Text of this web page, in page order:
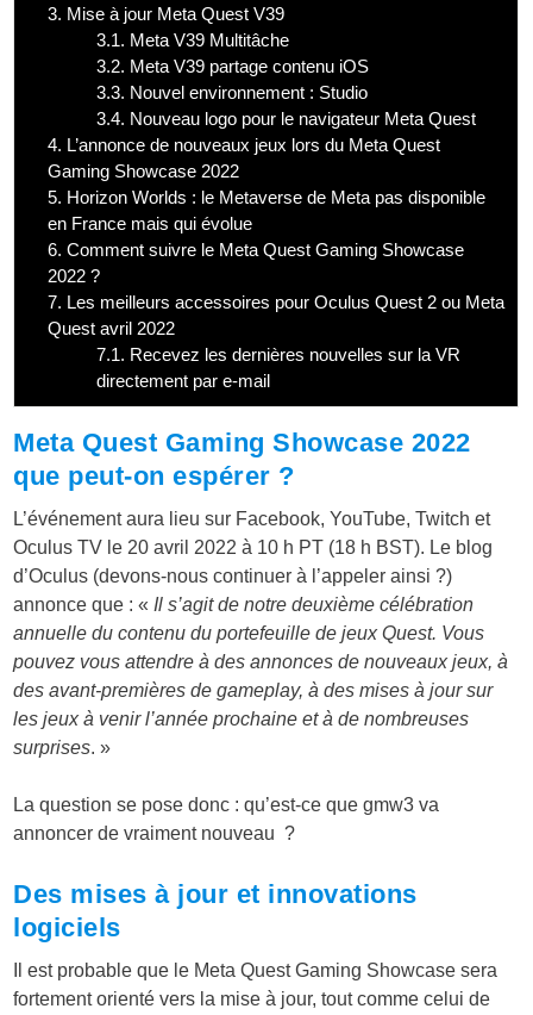
3. Mise à jour Meta Quest V39
3.1. Meta V39 Multitâche
3.2. Meta V39 partage contenu iOS
3.3. Nouvel environnement : Studio
3.4. Nouveau logo pour le navigateur Meta Quest
4. L’annonce de nouveaux jeux lors du Meta Quest
Gaming Showcase 2022
5. Horizon Worlds : le Metaverse de Meta pas disponible
en France mais qui évolue
6. Comment suivre le Meta Quest Gaming Showcase
2022 ?
7. Les meilleurs accessoires pour Oculus Quest 2 ou Meta
Quest avril 2022
7.1. Recevez les dernières nouvelles sur la VR
directement par e-mail
Meta Quest Gaming Showcase 2022
que peut-on espérer ?
L’événement aura lieu sur Facebook, YouTube, Twitch et
Oculus TV le 20 avril 2022 à 10 h PT (18 h BST). Le blog
d’Oculus (devons-nous continuer à l’appeler ainsi ?)
annonce que : « Il s’agit de notre deuxième célébration
annuelle du contenu du portefeuille de jeux Quest. Vous
pouvez vous attendre à des annonces de nouveaux jeux, à
des avant-premières de gameplay, à des mises à jour sur
les jeux à venir l’année prochaine et à de nombreuses
surprises. »
La question se pose donc : qu’est-ce que gmw3 va
annoncer de vraiment nouveau ?
Des mises à jour et innovations
logiciels
Il est probable que le Meta Quest Gaming Showcase sera
fortement orienté vers la mise à jour, tout comme celui de